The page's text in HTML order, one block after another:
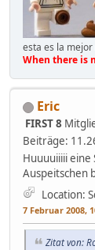
esta es la mejor
When there is
Eric
FIRST 8
Beiträge:
Huuuuiiiii eine
Auspeitschen
Location:
7 Februar 2008,
Zitat von: